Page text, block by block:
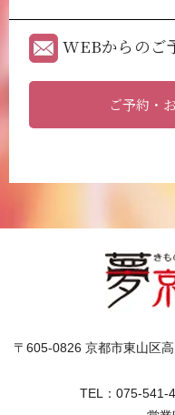
WEBからのご
ご予約・
〒605-0826 京都市東山区
TEL：075-541-